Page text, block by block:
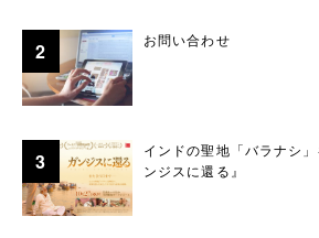
お問い合わせ
インドの聖地「バラナシ
ンジスに還る』